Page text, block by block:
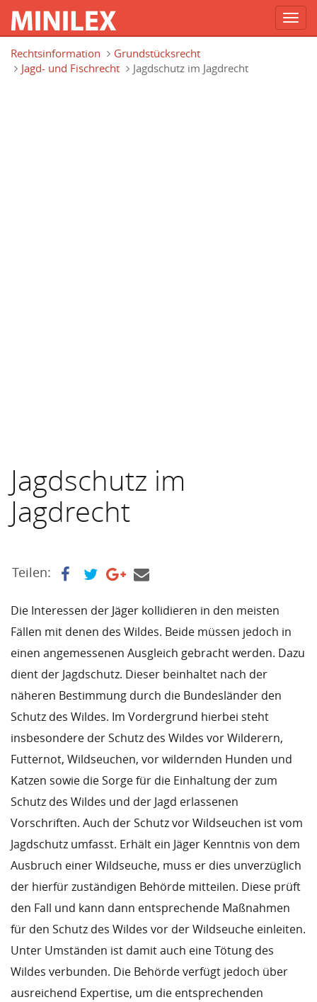
Rechtsinformation
Grundstücksrecht
Jagd- und Fischrecht
Jagdschutz im Jagdrecht
Jagdschutz im
Jagdrecht
Teilen:
Die Interessen der Jäger kollidieren in den meisten
Fällen mit denen des Wildes. Beide müssen jedoch in
einen angemessenen Ausgleich gebracht werden. Dazu
dient der Jagdschutz. Dieser beinhaltet nach der
näheren Bestimmung durch die Bundesländer den
Schutz des Wildes. Im Vordergrund hierbei steht
insbesondere der Schutz des Wildes vor Wilderern,
Futternot, Wildseuchen, vor wildernden Hunden und
Katzen sowie die Sorge für die Einhaltung der zum
Schutz des Wildes und der Jagd erlassenen
Vorschriften. Auch der Schutz vor Wildseuchen ist vom
Jagdschutz umfasst. Erhält ein Jäger Kenntnis von dem
Ausbruch einer Wildseuche, muss er dies unverzüglich
der hierfür zuständigen Behörde mitteilen. Diese prüft
den Fall und kann dann entsprechende Maßnahmen
für den Schutz des Wildes vor der Wildseuche einleiten.
Unter Umständen ist damit auch eine Tötung des
Wildes verbunden. Die Behörde verfügt jedoch über
ausreichend Expertise, um die entsprechenden